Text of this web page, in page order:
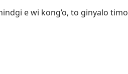
e wi kong’o, to ginyalo timo